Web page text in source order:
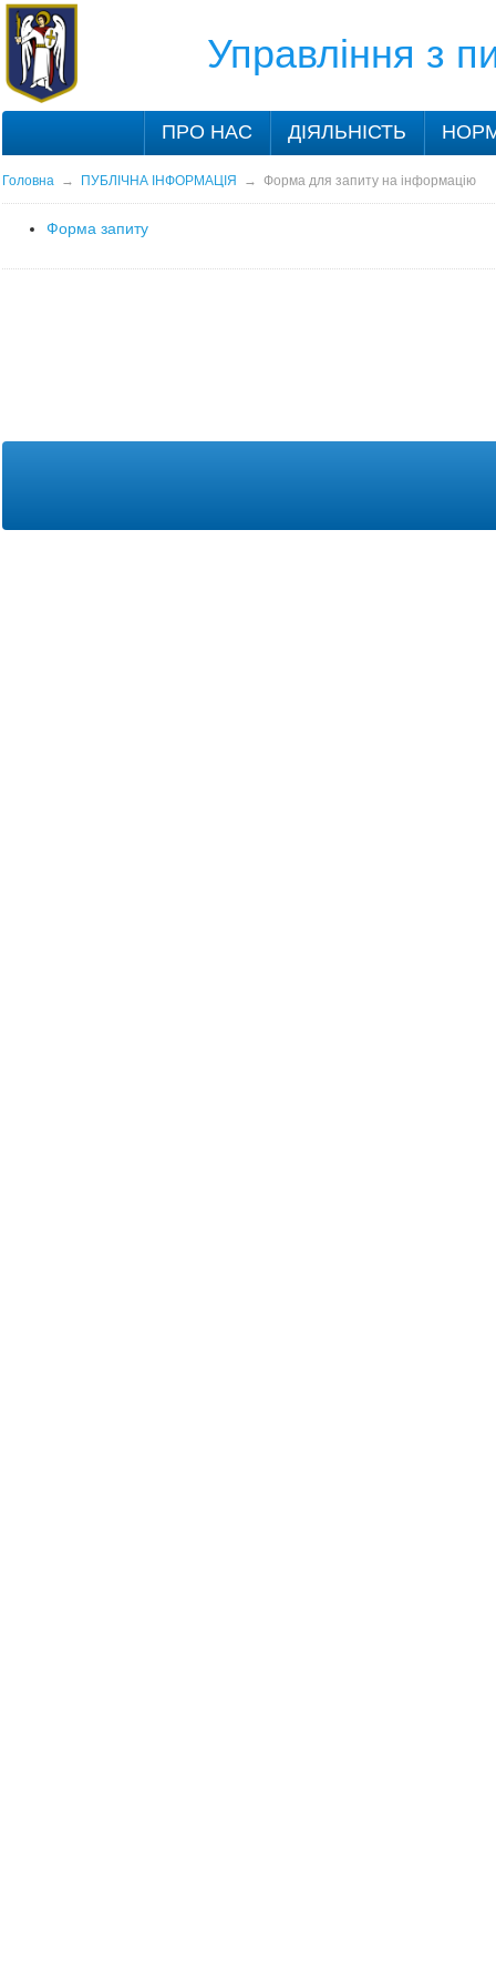
Управління з
ПРО НАС ДІЯЛЬНІСТЬ
Головна→ ПУБЛІЧНА ІНФОРМАЦІЯ → Форма для запиту на інформацію
Форма запиту